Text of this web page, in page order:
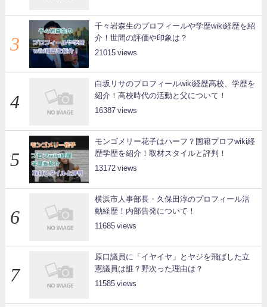
千々岩森生のプロフィールや学歴wiki経歴を紹
介！世間の評価や印象は？
21015
白坂リサのプロフィールwiki経歴高校、学歴を
紹介！高校時代の活動と父について！
16387
モンゴメリー花子はハーフ？国籍プロフwiki経
歴学歴を紹介！取材スタイルと評判！
13172
横浜市人事部長・久保田淳のプロフィール活
動経歴！内部告発について！
11685
原口議員に「イヤイヤ」とヤジを飛ばした立
憲議員は誰？野次った理由は？
11585